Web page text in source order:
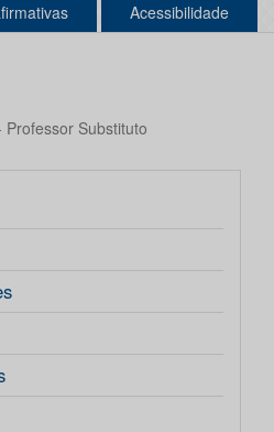
Acessibilidade
Professor Substituto